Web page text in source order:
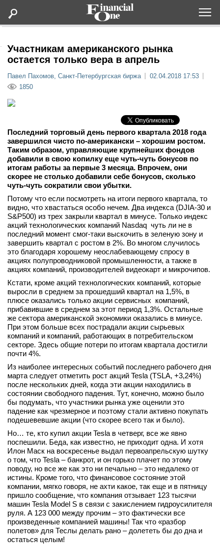
Статьи
Мероприятия
Новости
Интервью
телеграм
Стать автором
Вход
Участникам американского рынка
остается только вера в апрель
Павел Пахомов, Санкт-Петербургская биржа
02.04.2018 17:53
1850
Последний торговый день первого квартала 2018 года
завершился чисто по-американски – хорошим ростом.
Таким образом, управляющие крупнейших фондов
добавили в свою копилку еще чуть-чуть бонусов по
итогам работы за первые 3 месяца. Впрочем, они
скорее не столько добавили себе бонусов, сколько
чуть-чуть сократили свои убытки.
Потому что если посмотреть на итоги первого квартала, то
видно, что хвастаться особо нечем. Два индекса (DJIA-30 и
S&P500) из трех закрыли квартал в минусе. Только индекс
акций технологических компаний Nasdaq чуть ли не в
последний момент смог-таки выскочить в зеленую зону и
завершить квартал с ростом в 2%. Во многом случилось
это благодаря хорошему неослабевающему спросу в
акциях полупроводниковой промышленности, а также в
акциях компаний, производителей видеокарт и микрочипов.
Кстати, кроме акций технологических компаний, которые
выросли в среднем за прошедший квартал на 1,5%, в
плюсе оказались только акции сервисных компаний,
прибавившие в среднем за этот период 1,3%. Остальные
же сектора американской экономики оказались в минусе.
При этом больше всех пострадали акции сырьевых
компаний и компаний, работающих в потребительском
секторе. Здесь общие потери по итогам квартала достигли
почти 4%.
Из наиболее интересных событий последнего рабочего дня
марта следует отметить рост акций Tesla (TSLA, +3,24%)
после нескольких дней, когда эти акции находились в
состоянии свободного падения. Тут, конечно, можно было
бы подумать, что участники рынка уже оценили это
падение как чрезмерное и поэтому стали активно покупать
подешевевшие акции (что скорее всего так и было).
Но… те, кто купил акции Tesla в четверг, все же явно
поспешили. Беда, как известно, не приходит одна. И хотя
Илон Маск на воскресенье выдал первоапрельскую шутку
о том, что Tesla – банкрот, и он горько плачет по этому
поводу, но все же как это ни печально – это недалеко от
истины. Кроме того, что финансовое состояние этой
компании, мягко говоря, не ахти какое, так еще и в пятницу
пришло сообщение, что компания отзывает 123 тысячи
машин Tesla Model S в связи с закислением гидроусилителя
руля. А 123 000 между прочим – это фактически все
произведенные компанией машины! Так что «разбор
полетов» для Теслы делать рано – долететь бы до дна и
остаться целым!